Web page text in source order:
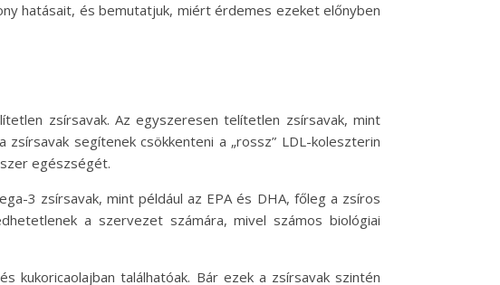
hatásait, és bemutatjuk, miért érdemes ezeket előnyben
zsírsavak. Az egyszeresen telítetlen zsírsavak, mint
segítenek csökkenteni a „rossz” LDL-koleszterin
egészségét.
3 zsírsavak, mint például az EPA és DHA, főleg a zsíros
a szervezet számára, mivel számos biológiai
kukoricaolajban találhatóak. Bár ezek a zsírsavak szintén